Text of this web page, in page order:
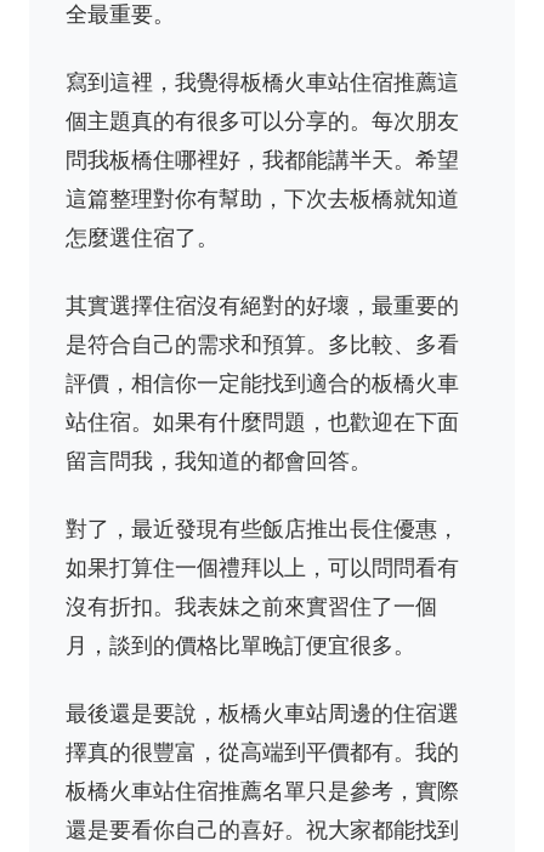
全最重要。
寫到這裡，我覺得板橋火車站住宿推薦這
個主題真的有很多可以分享的。每次朋友
問我板橋住哪裡好，我都能講半天。希望
這篇整理對你有幫助，下次去板橋就知道
怎麼選住宿了。
其實選擇住宿沒有絕對的好壞，最重要的
是符合自己的需求和預算。多比較、多看
評價，相信你一定能找到適合的板橋火車
站住宿。如果有什麼問題，也歡迎在下面
留言問我，我知道的都會回答。
對了，最近發現有些飯店推出長住優惠，
如果打算住一個禮拜以上，可以問問看有
沒有折扣。我表妹之前來實習住了一個
月，談到的價格比單晚訂便宜很多。
最後還是要說，板橋火車站周邊的住宿選
擇真的很豐富，從高端到平價都有。我的
板橋火車站住宿推薦名單只是參考，實際
還是要看你自己的喜好。祝大家都能找到